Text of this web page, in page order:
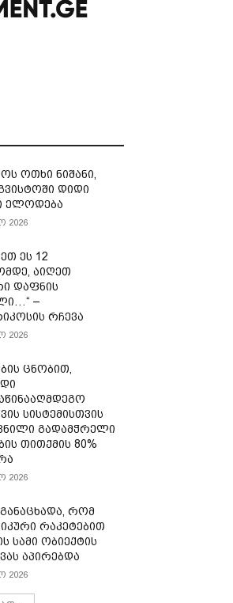
ოთხი ნიშანი,
დიდი
ელოდება
2026
ეს 12
აიღეთ
დაფნის
–
რჩევა
2026
ცნობით,
სისტემისთვის
გადამჭრელი
თითქმის 80%
2026
რომ
რაკეტებით
სამი ობიექტის
აპირებდა
2026